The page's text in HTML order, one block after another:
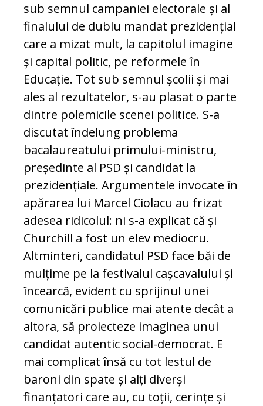
sub semnul campaniei electorale și al
finalului de dublu mandat prezidențial
care a mizat mult, la capitolul imagine
și capital politic, pe reformele în
Educație. Tot sub semnul școlii și mai
ales al rezultatelor, s-au plasat o parte
dintre polemicile scenei politice. S-a
discutat îndelung problema
bacalaureatului primului-ministru,
președinte al PSD și candidat la
prezidențiale. Argumentele invocate în
apărarea lui Marcel Ciolacu au frizat
adesea ridicolul: ni s-a explicat că și
Churchill a fost un elev mediocru.
Altminteri, candidatul PSD face băi de
mulțime pe la festivalul cașcavalului și
încearcă, evident cu sprijinul unei
comunicări publice mai atente decât a
altora, să proiecteze imaginea unui
candidat autentic social-democrat. E
mai complicat însă cu tot lestul de
baroni din spate și alți diverși
finanțatori care au, cu toții, cerințe și